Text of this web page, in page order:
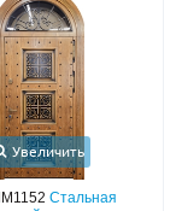
Увеличить
Стальная